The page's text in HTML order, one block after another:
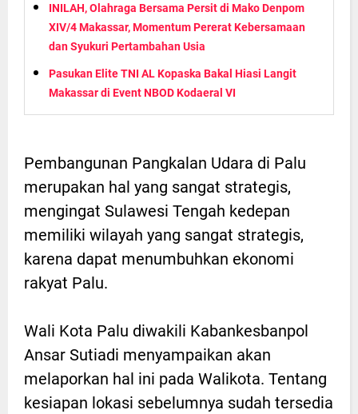
INILAH, Olahraga Bersama Persit di Mako Denpom
XIV/4 Makassar, Momentum Pererat Kebersamaan
dan Syukuri Pertambahan Usia
Pasukan Elite TNI AL Kopaska Bakal Hiasi Langit
Makassar di Event NBOD Kodaeral VI
Pembangunan Pangkalan Udara di Palu
merupakan hal yang sangat strategis,
mengingat Sulawesi Tengah kedepan
memiliki wilayah yang sangat strategis,
karena dapat menumbuhkan ekonomi
rakyat Palu.
Wali Kota Palu diwakili Kabankesbanpol
Ansar Sutiadi menyampaikan akan
melaporkan hal ini pada Walikota. Tentang
kesiapan lokasi sebelumnya sudah tersedia